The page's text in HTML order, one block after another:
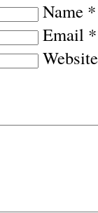
Name *
Email *
Website